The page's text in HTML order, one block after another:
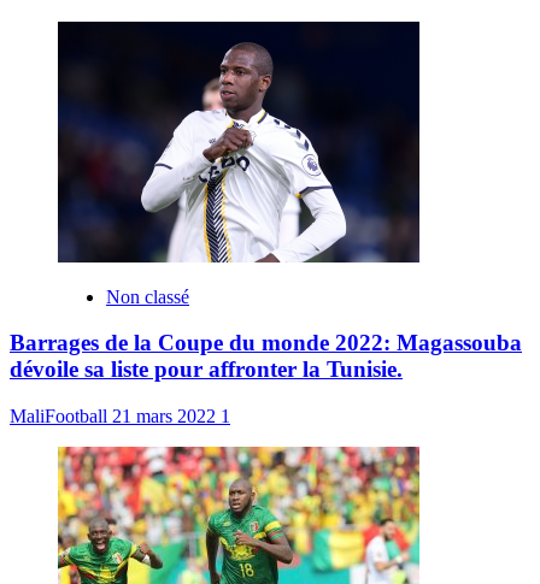
Non classé
Barrages de la Coupe du monde 2022: Magassouba
dévoile sa liste pour affronter la Tunisie.
MaliFootball 21 mars 2022 1